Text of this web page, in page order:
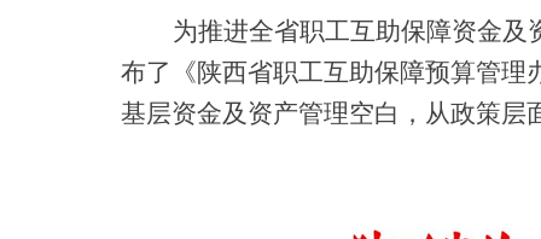
为推进全省职工互助保障资金及
布了《陕西省职工互助保障预算管
基层资金及资产管理空白，从政策